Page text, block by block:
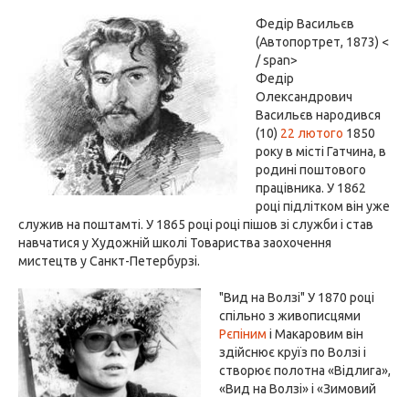
Федір Васильєв
(Автопортрет, 1873) <
/ span>
Федір
Олександрович
Васильєв народився
(10) 22 лютого 1850
року в місті Гатчина, в
родині поштового
працівника. У 1862
році підлітком він уже
служив на поштамті. У 1865 році році пішов зі служби і став
навчатися у Художній школі Товариства заохочення
мистецтв у Санкт-Петербурзі.
"Вид на Волзі" У 1870 році
спільно з живописцями
Рєпіним і Макаровим він
здійснює круїз по Волзі і
створює полотна «Відлига»,
«Вид на Волзі» і «Зимовий